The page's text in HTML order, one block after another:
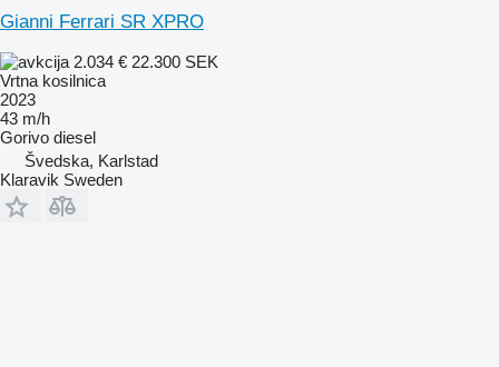
Gianni Ferrari SR XPRO
2.034 € 22.300 SEK
Vrtna kosilnica
2023
43 m/h
Gorivo diesel
Švedska, Karlstad
Klaravik Sweden